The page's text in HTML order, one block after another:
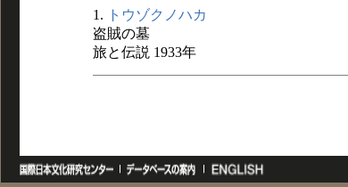
1.
トウゾクノハカ
盗賊の墓
旅と伝説 1933年